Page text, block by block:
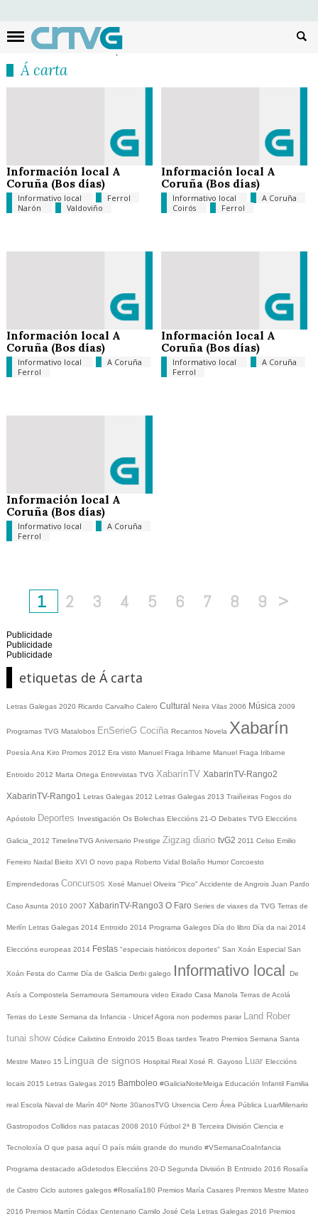
Á carta
Información local A
Coruña (Bos días)
Informativo local
Ferrol
Narón
Valdoviño
Información local A
Coruña (Bos días)
Informativo local
A Coruña
Coirós
Ferrol
Información local A
Coruña (Bos días)
Informativo local
A Coruña
Ferrol
Información local A
Coruña (Bos días)
Informativo local
A Coruña
Ferrol
Información local A
Coruña (Bos días)
Informativo local
A Coruña
Ferrol
1 2 3 4 5 6 7 8 9 >
Publicidade
Publicidade
Publicidade
etiquetas de Á carta
Letras Galegas 2020 Ricardo Carvalho Calero Cultural Neira Vilas 2006 Música 2009
Programas TVG Matalobos EnSerieG Cociña Recantos Novela Xabarín
Poesía Ana Kiro Promos 2012 Era visto Manuel Fraga Iribarne Manuel Fraga Iribarne
Entroido 2012 Marta Ortega Entrevistas TVG XabarínTV XabarinTV-Rango2
XabarinTV-Rango1 Letras Galegas 2012 Letras Galegas 2013 Traiñeiras Fogos do
Apóstolo Deportes Investigación Os Bolechas Eleccións 21-O Debates TVG Eleccións
Galicia_2012 TimelineTVG Aniversario Prestige Zigzag diario tvG2 2011 Celso Emilio
Ferreiro Nadal Bieito XVI O novo papa Roberto Vidal Bolaño Humor Corcoesto
Emprendedoras Concursos Xosé Manuel Olveira "Pico" Accidente de Angrois Juan Pardo
Caso Asunta 2010 2007 XabarinTV-Rango3 O Faro Series de viaxes da TVG Terras de
Merlín Letras Galegas 2014 Entroido 2014 Programa Galegos Día do libro Día da nai 2014
Eleccións europeas 2014 Festas "especiais históricos deportes" San Xoán Especial San
Xoán Festa do Carme Día de Galicia Derbi galego Informativo local De
Asís a Compostela Serramoura Serramoura video Eirado Casa Manola Terras de Acolá
Terras do Leste Semana da Infancia - UnicefAgora non podemos parar Land Rober
tunai show Códice Calixtino Entroido 2015 Boas tardes Teatro Premios Semana Santa
Mestre Mateo 15 Lingua de signos Hospital Real Xosé R. Gayoso Luar Eleccións
locais 2015 Letras Galegas 2015 Bamboleo #GaliciaNoiteMeiga Educación Infantil Familia
real Escola Naval de Marín 40º Norte 30anosTVG Urxencia Cero Área Pública LuarMilenario
Gastropodos Collidos nas patacas 2008 2010 Fútbol 2ª B Terceira División Ciencia e
Tecnoloxía O que pasa aquí O país máis grande do mundo #VSemanaCoaInfancia
Programa destacado aGdetodos Eleccións 20-D Segunda División B Entroido 2016 Rosalía
de Castro Ciclo autores galegos #Rosalía180 Premios María Casares Premios Mestre Mateo
2016 Premios Martín Códax Centenario Camilo José Cela Letras Galegas 2016 Premios